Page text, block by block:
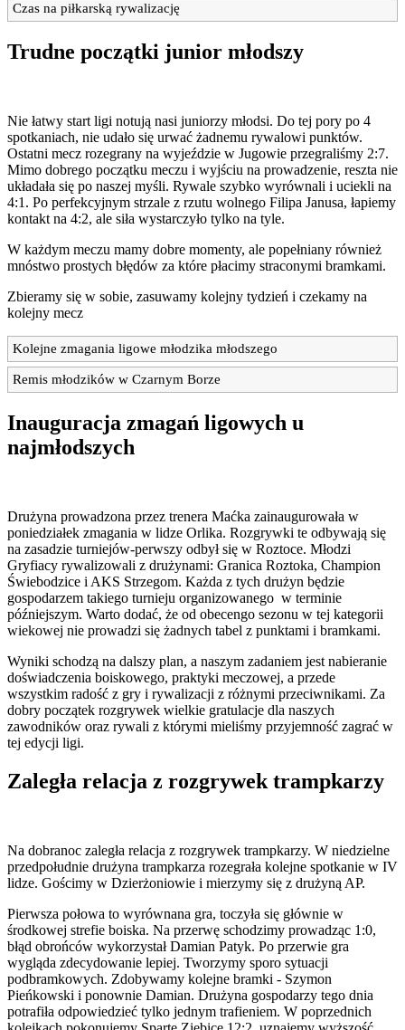
Czas na piłkarską rywalizację
Trudne początki junior młodszy
Nie łatwy start ligi notują nasi juniorzy młodsi. Do tej pory po 4
spotkaniach, nie udało się urwać żadnemu rywalowi punktów.
Ostatni mecz rozegrany na wyjeździe w Jugowie przegraliśmy 2:7.
Mimo dobrego początku meczu i wyjściu na prowadzenie, reszta nie
układała się po naszej myśli. Rywale szybko wyrównali i uciekli na
4:1. Po perfekcyjnym strzale z rzutu wolnego Filipa Janusa, łapiemy
kontakt na 4:2, ale siła wystarczyło tylko na tyle.
W każdym meczu mamy dobre momenty, ale popełniany również
mnóstwo prostych błędów za które płacimy straconymi bramkami.
Zbieramy się w sobie, zasuwamy kolejny tydzień i czekamy na
kolejny mecz
Kolejne zmagania ligowe młodzika młodszego
Remis młodzików w Czarnym Borze
Inauguracja zmagań ligowych u
najmłodszych
Drużyna prowadzona przez trenera Maćka zainaugurowała w
poniedziałek zmagania w lidze Orlika. Rozgrywki te odbywają się
na zasadzie turniejów-perwszy odbył się w Roztoce. Młodzi
Gryfiacy rywalizowali z drużynami: Granica Roztoka, Champion
Świebodzice i AKS Strzegom. Każda z tych drużyn będzie
gospodarzem takiego turnieju organizowanego w terminie
późniejszym. Warto dodać, że od obecengo sezonu w tej kategorii
wiekowej nie prowadzi się żadnych tabel z punktami i bramkami.
Wyniki schodzą na dalszy plan, a naszym zadaniem jest nabieranie
doświadczenia boiskowego, praktyki meczowej, a przede
wszystkim radość z gry i rywalizacji z różnymi przeciwnikami. Za
dobry początek rozgrywek wielkie gratulacje dla naszych
zawodników oraz rywali z którymi mieliśmy przyjemność zagrać w
tej edycji ligi.
Zaległa relacja z rozgrywek trampkarzy
Na dobranoc zaległa relacja z rozgrywek trampkarzy. W niedzielne
przedpołudnie drużyna trampkarza rozegrała kolejne spotkanie w IV
lidze. Gościmy w Dzierżoniowie i mierzymy się z drużyną AP.
Pierwsza połowa to wyrównana gra, toczyła się głównie w
środkowej strefie boiska. Na przerwę schodzimy prowadząc 1:0,
błąd obrońców wykorzystał Damian Patyk. Po przerwie gra
wygląda zdecydowanie lepiej. Tworzymy sporo sytuacji
podbramkowych. Zdobywamy kolejne bramki - Szymon
Pieńkowski i ponownie Damian. Drużyna gospodarzy tego dnia
potrafiła odpowiedzieć tylko jednym trafieniem. W poprzednich